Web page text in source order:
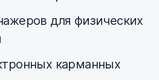
для физических
карманных